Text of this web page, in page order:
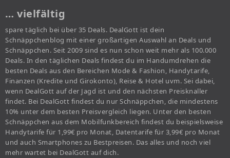
… vielfältig
spare täglich bei über 35 Deals. DealGott ist dein
Schnäppchenblog mit einer großartigen Auswahl an Deals und
Schnäppchen. Seit 2009 sind es nun schon weit mehr als 100.000
Deals. In den täglichen Deals findest du im Handumdrehen die
besten Deals aus den Bereichen Mode & Fashion, Handytarife,
Finanzen (Kredite und Girokonto), Reise & Hotel uvm. Sei dabei,
wenn DealGott auf der Jagd ist und den nächsten Preisknaller
findet. Bei DealGott findest du nur Schnäppchen, die mindestens
10% unter dem besten Preisvergleich liegen. Unter den besten
Schnäppchen aus dem Mobilfunkbereich findest du beispielsweise
Handytarife für 1,99€ pro Monat, Datentarife für 3,99€ pro Monat
und auch Smartphones zu Bestpreisen. Das alles und noch viel
mehr wartet bei DealGott auf dich.